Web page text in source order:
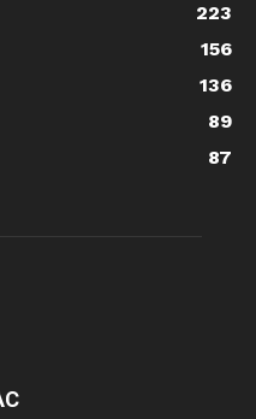
223
156
136
89
87